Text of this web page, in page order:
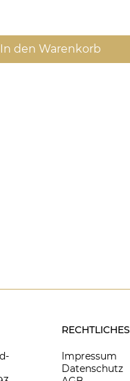
In den Warenkorb
RECHTLICHES
Impressum
Datenschutz